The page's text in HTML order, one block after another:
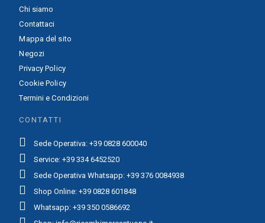
Chi siamo
Contattaci
Mappa del sito
Negozi
Privacy Policy
Cookie Policy
Termini e Condizioni
CONTATTI
Sede Operativa: +39 0828 600040
Service: +39 334 6452520
Sede Operativa Whatsapp: +39 376 0084938
Shop Online: +39 0828 601848
Whatsapp: +39 350 0586692